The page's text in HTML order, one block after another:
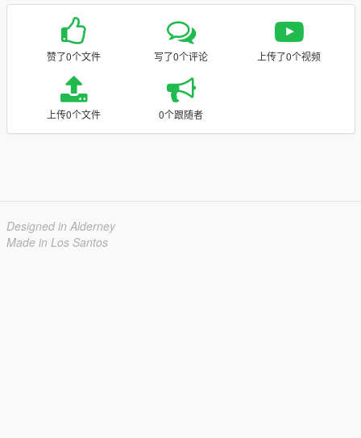
赞了0个文件 写了0个评论 上传了0个视频
上传0个文件 0个跟随者
Designed in Alderney
Made in Los Santos